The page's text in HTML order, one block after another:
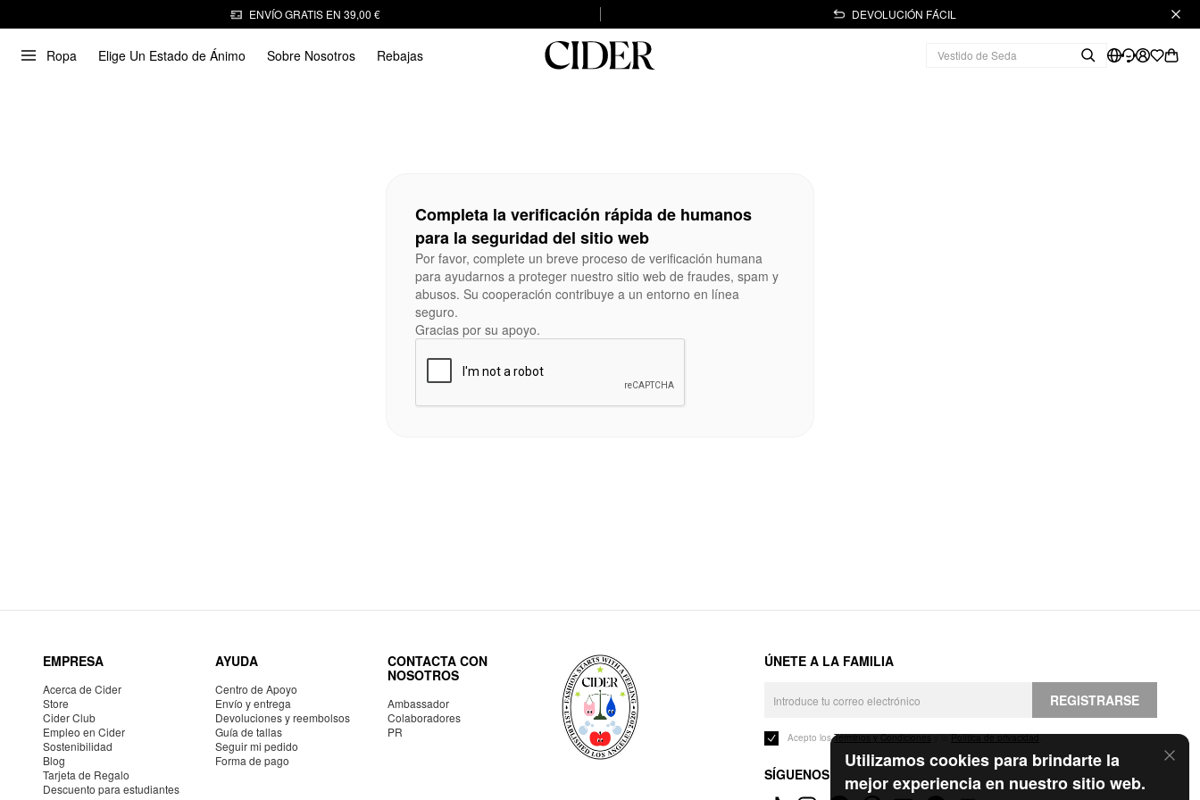
ENVÍO GRATIS EN 39,00 € DEVOLUCIÓN FÁCIL
Ropa Elige Un Estado de Ánimo Sobre Nosotros Rebajas
Utilizamos cookies para brindarte la
mejor experiencia en nuestro sitio web.
Completa la verificación rápida de humanos
para la seguridad del sitio web
Por favor, complete un breve proceso de verificación humana
para ayudarnos a proteger nuestro sitio web de fraudes, spam y
abusos. Su cooperación contribuye a un entorno en línea
seguro.
Gracias por su apoyo.
EMPRESA
Acerca de Cider
Store
Cider Club
Empleo en Cider
Sostenibilidad
Blog
Tarjeta de Regalo
Descuento para estudiantes
AYUDA
Centro de Apoyo
Envío y entrega
Devoluciones y reembolsos
Guía de tallas
Seguir mi pedido
Forma de pago
CONTACTA CON
NOSOTROS
Ambassador
Colaboradores
PR
ÚNETE A LA FAMILIA
REGISTRARSE
Acepto losTérminos y Condicionesy laPolítica de privacidad.
SÍGUENOS